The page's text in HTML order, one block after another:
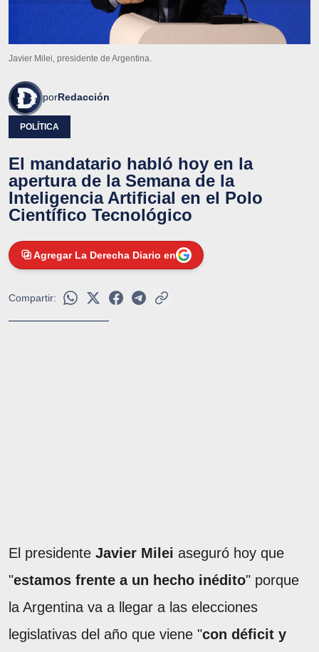
Javier Milei, presidente de Argentina.
porRedacción
POLÍTICA
El mandatario habló hoy en la
apertura de la Semana de la
Inteligencia Artificial en el Polo
Científico Tecnológico
Agregar La Derecha Diario en
Compartir:
El presidente Javier Milei aseguró hoy que
"estamos frente a un hecho inédito" porque
la Argentina va a llegar a las elecciones
legislativas del año que viene "con déficit y